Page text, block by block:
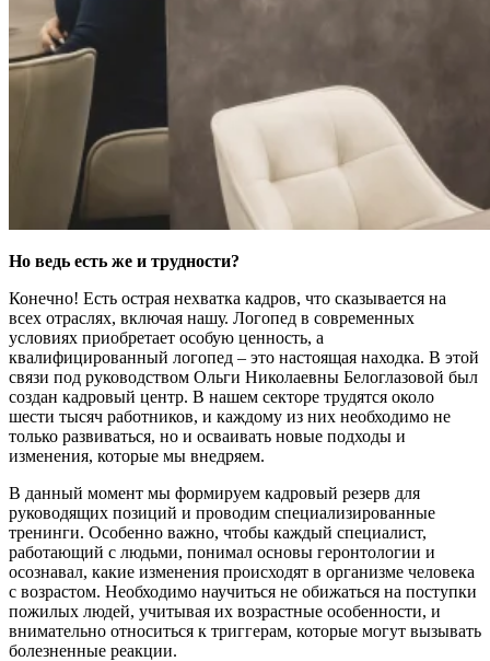
Но ведь есть же и трудности?
Конечно! Есть острая нехватка кадров, что сказывается на
всех отраслях, включая нашу. Логопед в современных
условиях приобретает особую ценность, а
квалифицированный логопед – это настоящая находка. В этой
связи под руководством Ольги Николаевны Белоглазовой был
создан кадровый центр. В нашем секторе трудятся около
шести тысяч работников, и каждому из них необходимо не
только развиваться, но и осваивать новые подходы и
изменения, которые мы внедряем.
В данный момент мы формируем кадровый резерв для
руководящих позиций и проводим специализированные
тренинги. Особенно важно, чтобы каждый специалист,
работающий с людьми, понимал основы геронтологии и
осознавал, какие изменения происходят в организме человека
с возрастом. Необходимо научиться не обижаться на поступки
пожилых людей, учитывая их возрастные особенности, и
внимательно относиться к триггерам, которые могут вызывать
болезненные реакции.